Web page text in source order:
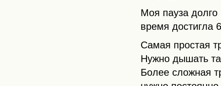
Моя пауза
время достигла
Самая простая
Нужно дышать
Более сложная